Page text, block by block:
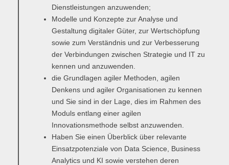
Dienstleistungen anzuwenden;
Modelle und Konzepte zur Analyse und
Gestaltung digitaler Güter, zur Wertschöpfung
sowie zum Verständnis und zur Verbesserung
der Verbindungen zwischen Strategie und IT zu
kennen und anzuwenden.
die Grundlagen agiler Methoden, agilen
Denkens und agiler Organisationen zu kennen
und Sie sind in der Lage, dies im Rahmen des
Moduls entlang einer agilen
Innovationsmethode selbst anzuwenden.
Haben Sie einen Überblick über relevante
Einsatzpotenziale von Data Science, Business
Analytics und KI sowie verstehen deren